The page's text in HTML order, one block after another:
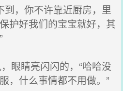
，你不许靠近厨房，里
护好我们的宝宝就好，其
眼睛亮闪闪的，“哈哈没
，什么事情都不用做。”